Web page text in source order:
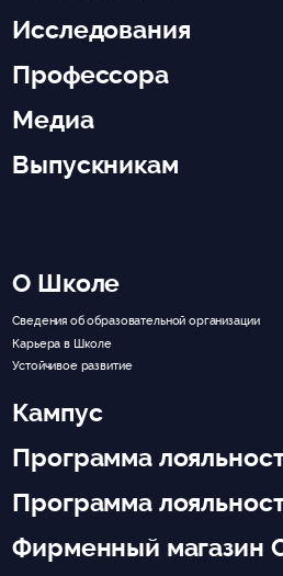
Исследования
Профессора
Медиа
Выпускникам
О Школе
Сведения об образовательной организации
Карьера в Школе
Устойчивое развитие
Кампус
Программа
Программа
Фирменный магазин